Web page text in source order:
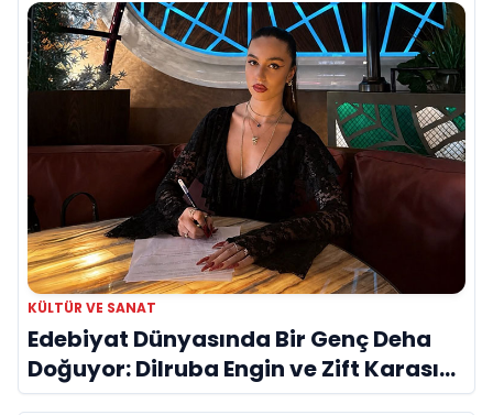
KÜLTÜR VE SANAT
Edebiyat Dünyasında Bir Genç Deha
Doğuyor: Dilruba Engin ve Zift Karası
Evreni ‘AVENOİR’